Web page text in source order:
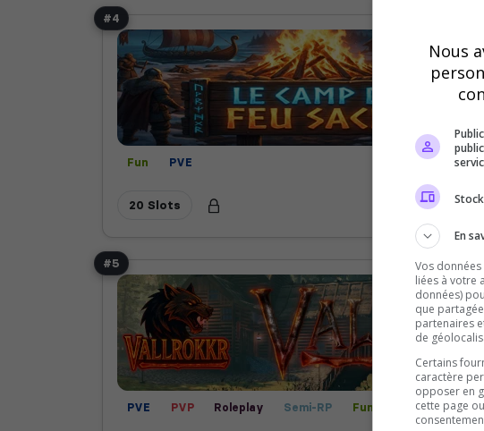
#4
Fun PVE
20 Slots
#5
PVE PVP Roleplay Semi-RP Fun
Nous
En
Vos
liées à votre
données)
que
partenaires
de
Certains
caractère
opposer en
cette page